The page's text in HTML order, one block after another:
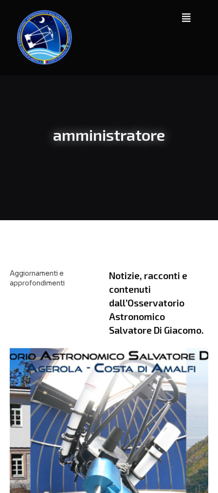
amministratore
Aggiornamenti e
approfondimenti
Notizie, racconti e
contenuti
dall’Osservatorio
Astronomico
Salvatore Di Giacomo.